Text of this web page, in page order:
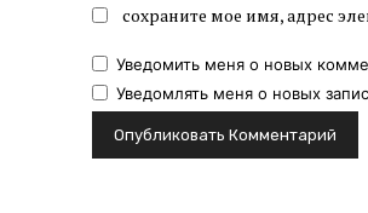
сохраните мое имя, адрес
Уведомить меня о новых
Уведомлять меня о новых